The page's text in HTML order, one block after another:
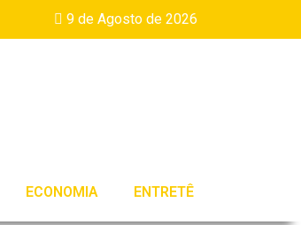
9 de Agosto de 2026
ECONOMIA ENTRETÊ